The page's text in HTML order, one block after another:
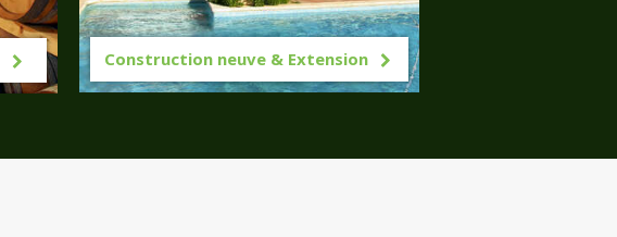
Construction neuve & Extension